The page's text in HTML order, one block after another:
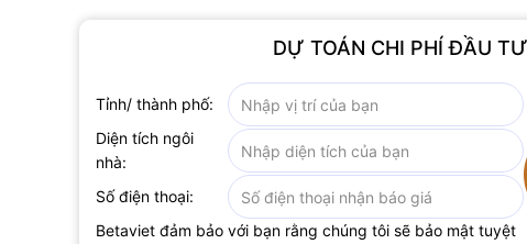
DỰ TOÁN CHI PHÍ ĐẦU
Tỉnh/ thành phố:
Diện tích ngôi
nhà:
Số điện thoại:
Betaviet đảm bảo với bạn rằng chúng tôi sẽ bảo mật tuyệt